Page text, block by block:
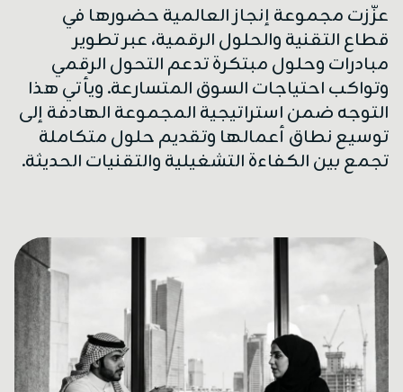
عزّزت مجموعة إنجاز العالمية حضورها في
قطاع التقنية والحلول الرقمية، عبر تطوير
مبادرات وحلول مبتكرة تدعم التحول الرقمي
وتواكب احتياجات السوق المتسارعة. ويأتي هذا
التوجه ضمن استراتيجية المجموعة الهادفة إلى
توسيع نطاق أعمالها وتقديم حلول متكاملة
تجمع بين الكفاءة التشغيلية والتقنيات الحديثة.